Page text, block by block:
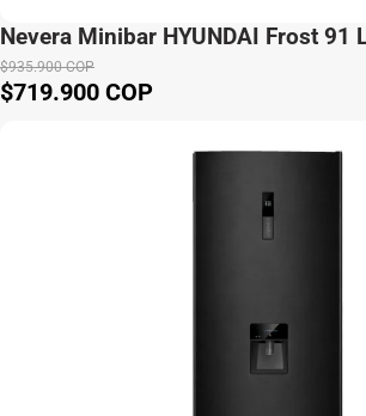
Nevera Minibar HYUNDAI Frost 91
$719.900 COP
$935.900 COP